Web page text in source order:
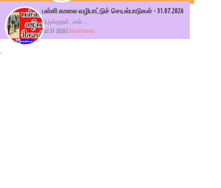
பள்ளி காலை வழிபாட்டுச் செயல்பாடுகள் - 31.07.2026
திருக்குறள்: பால் :...
Jul 31 2026 |
Read more